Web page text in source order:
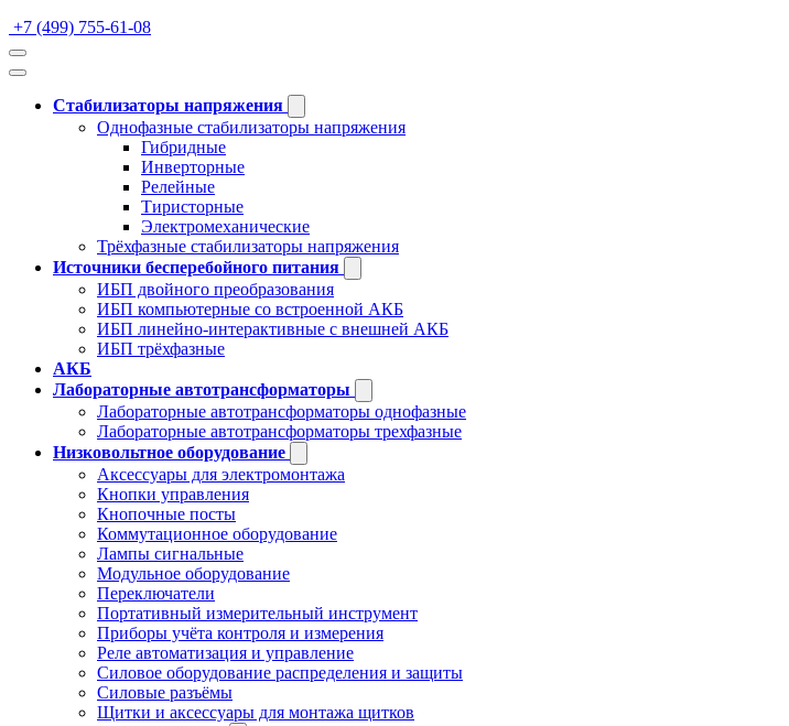
+7 (499) 755-61-08
Стабилизаторы напряжения
Однофазные стабилизаторы напряжения
Гибридные
Инверторные
Релейные
Тиристорные
Электромеханические
Трёхфазные стабилизаторы напряжения
Источники бесперебойного питания
ИБП двойного преобразования
ИБП компьютерные со встроенной АКБ
ИБП линейно-интерактивные с внешней АКБ
ИБП трёхфазные
АКБ
Лабораторные автотрансформаторы
Лабораторные автотрансформаторы однофазные
Лабораторные автотрансформаторы трехфазные
Низковольтное оборудование
Аксессуары для электромонтажа
Кнопки управления
Кнопочные посты
Коммутационное оборудование
Лампы сигнальные
Модульное оборудование
Переключатели
Портативный измерительный инструмент
Приборы учёта контроля и измерения
Реле автоматизация и управление
Силовое оборудование распределения и защиты
Силовые разъёмы
Щитки и аксессуары для монтажа щитков